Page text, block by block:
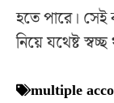
হতে পারে।
নিয়ে যথেষ্ট
multiple